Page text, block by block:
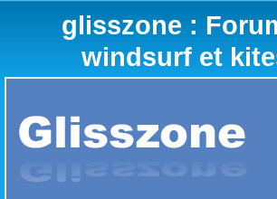
glisszone :
windsurf et